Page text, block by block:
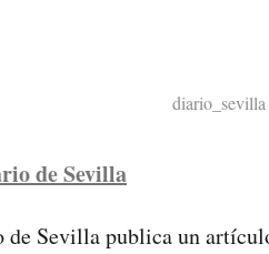
diario_sevilla
de Sevilla
Sevilla publica un